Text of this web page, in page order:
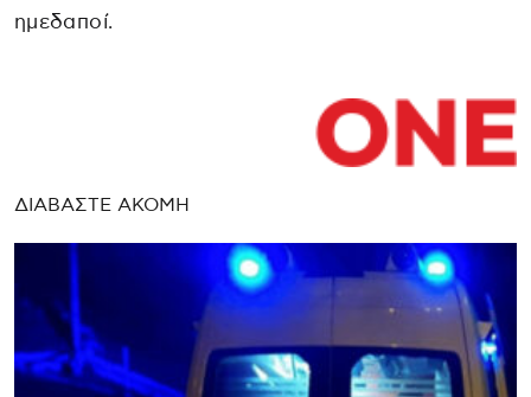
ημεδαποί.
ΔΙΑΒΑΣΤΕ ΑΚΟΜΗ